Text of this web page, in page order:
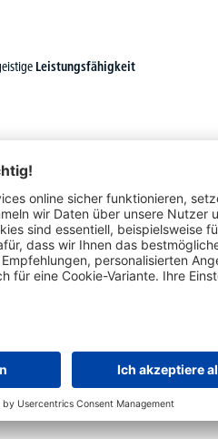
Leistungsfähigkeit
9006, Weiß RAL 9016 oder